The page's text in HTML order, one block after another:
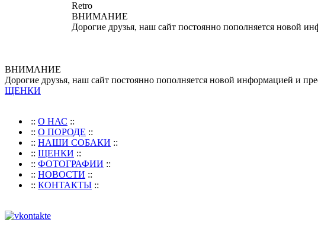
Retro
ВНИМАНИЕ
Дорогие друзья, наш сайт постоянно пополняется новой
ВНИМАНИЕ
Дорогие друзья, наш сайт постоянно пополняется новой информацией и
ЩЕНКИ
:: О НАС ::
:: О ПОРОДЕ ::
:: НАШИ СОБАКИ ::
:: ЩЕНКИ ::
:: ФОТОГРАФИИ ::
:: НОВОСТИ ::
:: КОНТАКТЫ ::